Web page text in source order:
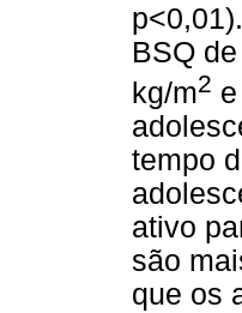
BSQ
kg/m2
tempo
ativo
são
que os